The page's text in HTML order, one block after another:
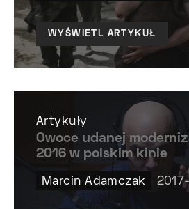
WYŚWIETL ARTYKUŁ
Artykuły
Owoce udanej
2016 w polskim kinie
Marcin Adamczak